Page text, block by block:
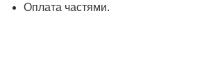
Оплата частями.